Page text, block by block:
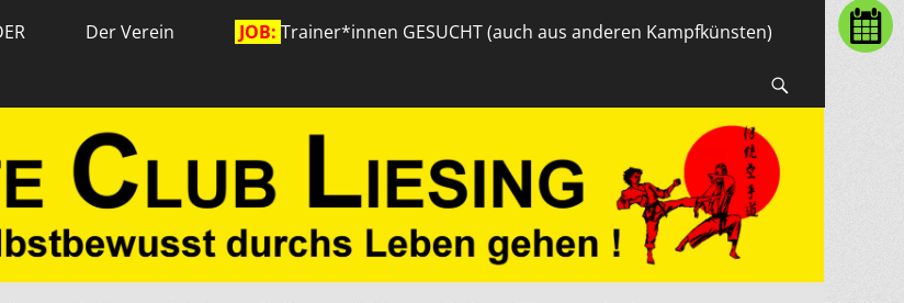
Der Verein JOB: Trainer*innen GESUCHT (auch aus anderen Kampfkünsten)